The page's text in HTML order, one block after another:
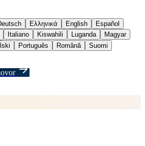
Ελληνικά English
Español
Italiano Kiswahili Luganda
Magyar
Português Română
Suomi